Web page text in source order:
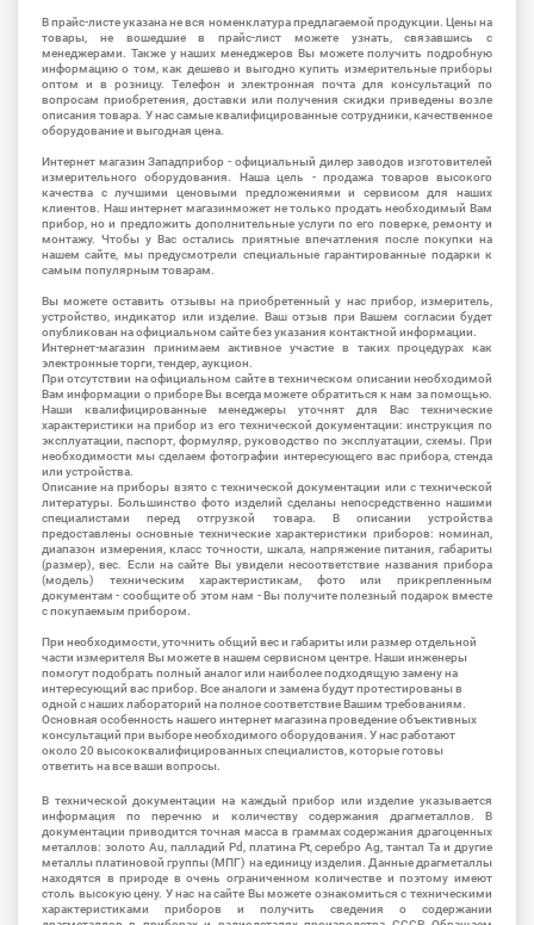
В прайс-листе указана не вся номенклатура предлагаемой продукции. Цены на
товары, не вошедшие в прайс-лист можете узнать, связавшись с
менеджерами. Также у наших менеджеров Вы можете получить подробную
информацию о том, как дешево и выгодно купить измерительные приборы
оптом и в розницу. Телефон и электронная почта для консультаций по
вопросам приобретения, доставки или получения скидки приведены возле
описания товара. У нас самые квалифицированные сотрудники, качественное
оборудование и выгодная цена.
Интернет магазин Западприбор - официальный дилер заводов изготовителей
измерительного оборудования. Наша цель - продажа товаров высокого
качества с лучшими ценовыми предложениями и сервисом для наших
клиентов. Наш интернет магазинможет не только продать необходимый Вам
прибор, но и предложить дополнительные услуги по его поверке, ремонту и
монтажу. Чтобы у Вас остались приятные впечатления после покупки на
нашем сайте, мы предусмотрели специальные гарантированные подарки к
самым популярным товарам.
Вы можете оставить отзывы на приобретенный у нас прибор, измеритель,
устройство, индикатор или изделие. Ваш отзыв при Вашем согласии будет
опубликован на официальном сайте без указания контактной информации.
Интернет-магазин принимаем активное участие в таких процедурах как
электронные торги, тендер, аукцион.
При отсутствии на официальном сайте в техническом описании необходимой
Вам информации о приборе Вы всегда можете обратиться к нам за помощью.
Наши квалифицированные менеджеры уточнят для Вас технические
характеристики на прибор из его технической документации: инструкция по
эксплуатации, паспорт, формуляр, руководство по эксплуатации, схемы. При
необходимости мы сделаем фотографии интересующего вас прибора, стенда
или устройства.
Описание на приборы взято с технической документации или с технической
литературы. Большинство фото изделий сделаны непосредственно нашими
специалистами перед отгрузкой товара. В описании устройства
предоставлены основные технические характеристики приборов: номинал,
диапазон измерения, класс точности, шкала, напряжение питания, габариты
(размер), вес. Если на сайте Вы увидели несоответствие названия прибора
(модель) техническим характеристикам, фото или прикрепленным
документам - сообщите об этом нам - Вы получите полезный подарок вместе
с покупаемым прибором.
При необходимости, уточнить общий вес и габариты или размер отдельной
части измерителя Вы можете в нашем сервисном центре. Наши инженеры
помогут подобрать полный аналог или наиболее подходящую замену на
интересующий вас прибор. Все аналоги и замена будут протестированы в
одной с наших лабораторий на полное соответствие Вашим требованиям.
Основная особенность нашего интернет магазина проведение объективных
консультаций при выборе необходимого оборудования. У нас работают
около 20 высококвалифицированных специалистов, которые готовы
ответить на все ваши вопросы.
В технической документации на каждый прибор или изделие указывается
информация по перечню и количеству содержания драгметаллов. В
документации приводится точная масса в граммах содержания драгоценных
металлов: золото Au, палладий Pd, платина Pt, серебро Ag, тантал Ta и другие
металлы платиновой группы (МПГ) на единицу изделия. Данные драгметаллы
находятся в природе в очень ограниченном количестве и поэтому имеют
столь высокую цену. У нас на сайте Вы можете ознакомиться с техническими
характеристиками приборов и получить сведения о содержании